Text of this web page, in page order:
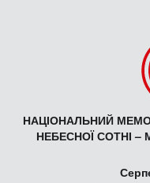
НАЦІОНАЛЬНИЙ
НЕБЕСНОЇ СОТНІ –